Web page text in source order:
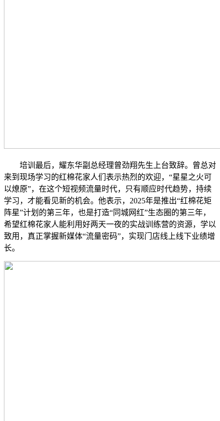
培训最后，耀东华副总经理曾劲翔先生上台致辞。曾总对
来到现场学习的红棉花家人们表示热烈的欢迎，“星星之火可
以燎原”，在这个短视频流量时代，只有顺应时代趋势，持续
学习，才能看见新的机会。他表示，2025年是推出“红棉花矩
阵星”计划的第三年，也是打造“同城网红”生态圈的第三年，
希望红棉花家人能利用好两天一夜的实战训练营的资源，学以
致用，真正掌握新媒体“流量密码”，实现门店线上线下业绩增
长。